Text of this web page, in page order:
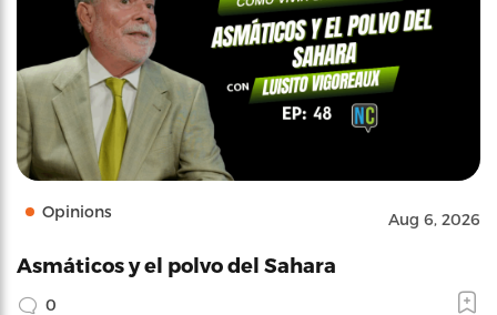
Opinions Aug 6, 2026
Asmáticos y el polvo del Sahara
0